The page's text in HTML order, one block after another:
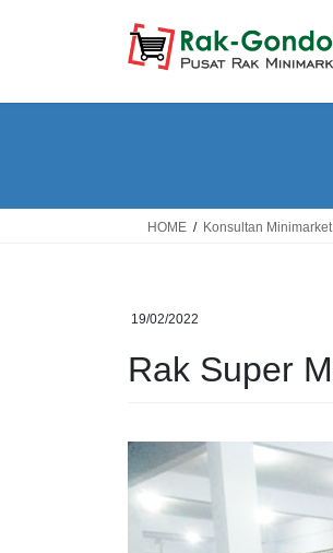
HOME Konsultan Minimarket
19/02/2022
Rak Super